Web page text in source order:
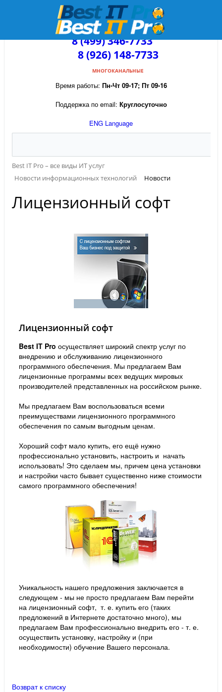
8 (499) 346-7733
8 (926) 148-7733
МНОГОКАНАЛЬНЫЕ
Время работы: Пн-Чт 09-17; Пт 09-16
Поддержка по email: Круглосуточно
ENG Language
Best IT Pro – все виды ИТ услуг
Новости информационных технологий
Новости
Лицензионный софт
Лицензионный софт
Best IT Pro осуществляет широкий спектр услуг по
внедрению и обслуживанию лицензионного
программного обеспечения. Мы предлагаем Вам
лицензионные программы всех ведущих мировых
производителей представленных на российском рынке.
Мы предлагаем Вам воспользоваться всеми
преимуществами лицензионного программного
обеспечения по самым выгодным ценам.
Хороший софт мало купить, его ещё нужно
профессионально установить, настроить и начать
использовать! Это сделаем мы, причем цена установки
и настройки часто бывает существенно ниже стоимости
самого программного обеспечения!
Уникальность нашего предложения заключается в
следующем - мы не просто предлагаем Вам перейти
на лицензионный софт, т. е. купить его (таких
предложений в Интернете достаточно много), мы
предлагаем Вам профессионально внедрить его - т. е.
осуществить установку, настройку и (при
необходимости) обучение Вашего персонала.
Возврат к списку